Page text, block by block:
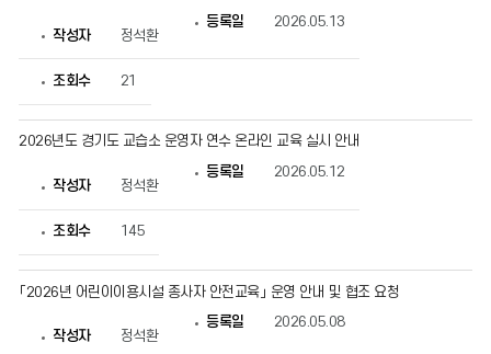
작성자 정석환
등록일 2026.05.13
조회수 21
2026년도 경기도 교습소 운영자 연수 온라인 교육 실시 안내
작성자 정석환
등록일 2026.05.12
조회수 145
「2026년 어린이이용시설 종사자 안전교육」 운영 안내 및 협조 요청
작성자 정석환
등록일 2026.05.08